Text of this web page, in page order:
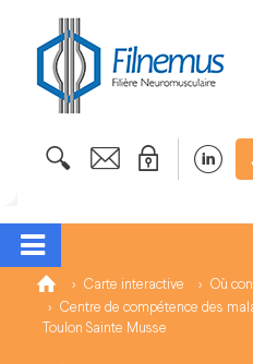
Carte interactive
Où
Centre de compétence des
Toulon Sainte Musse